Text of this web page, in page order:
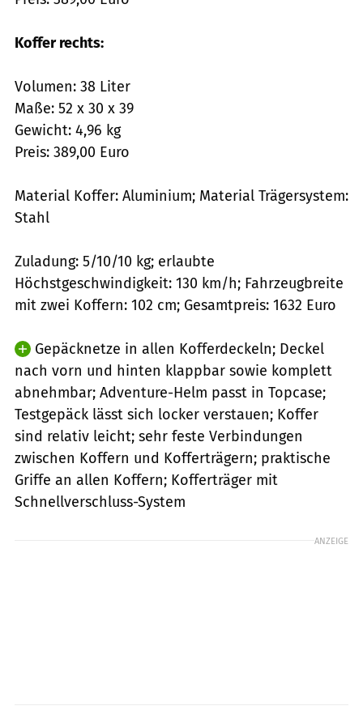
Koffer rechts:
Volumen: 38 Liter
Maße: 52 x 30 x 39
Gewicht: 4,96 kg
Preis: 389,00 Euro
Material Koffer: Aluminium; Material Trägersystem:
Stahl
Zuladung: 5/10/10 kg; erlaubte
Höchstgeschwindigkeit: 130 km/h; Fahrzeugbreite
mit zwei Koffern: 102 cm; Gesamtpreis: 1632 Euro
Gepäcknetze in allen Kofferdeckeln; Deckel
nach vorn und hinten klappbar sowie komplett
abnehmbar; Adventure-Helm passt in Topcase;
Testgepäck lässt sich locker verstauen; Koffer
sind relativ leicht; sehr feste Verbindungen
zwischen Koffern und Kofferträgern; praktische
Griffe an allen Koffern; Kofferträger mit
Schnellverschluss-System
ANZEIGE